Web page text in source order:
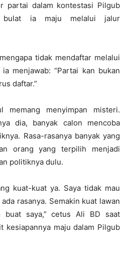
partai dalam kontestasi Pilgub
bulat ia maju melalui jalur
tidak mendaftar melalui
menjawab: “Partai kan bukan
daftar.”
memang menyimpan misteri.
dia, banyak calon mencoba
Rasa-rasanya banyak yang
orang yang terpilih menjadi
politiknya dulu.
kuat-kuat ya. Saya tidak mau
rasanya. Semakin kuat lawan
buat saya,” cetus Ali BD saat
kesiapannya maju dalam Pilgub